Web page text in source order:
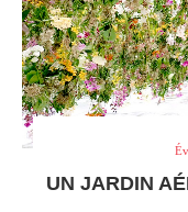
UN JARDIN